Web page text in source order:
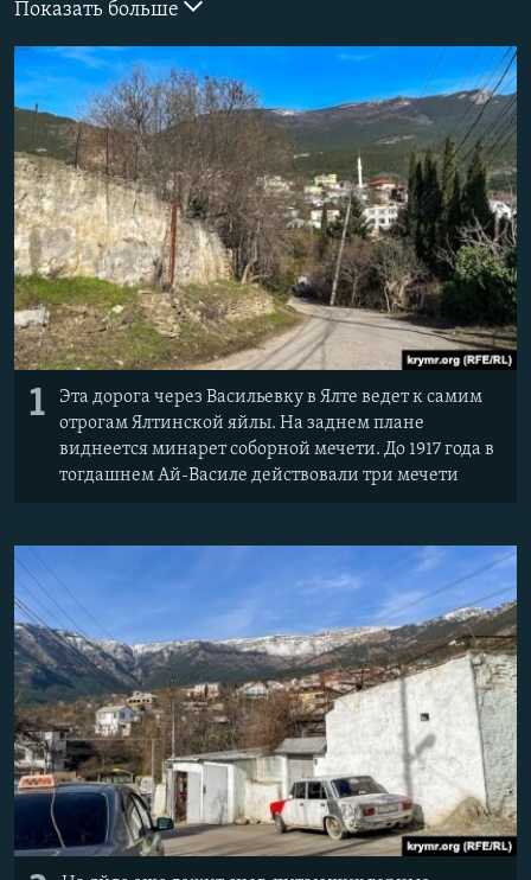
КРЫМ.НЕПОКОРЕННЫЙ
ELIFBE
УКРАИНСКАЯ ПРОБЛЕМА КРЫМА
ПРИСОЕДИНЯЙТЕСЬ!
Все сайты RFE/RL
Показать больше
1
Эта дорога через Васильевку в Ялте ведет к самим
отрогам Ялтинской яйлы. На заднем плане
виднеется минарет соборной мечети. До 1917 года в
тогдашнем Ай-Василе действовали три мечети